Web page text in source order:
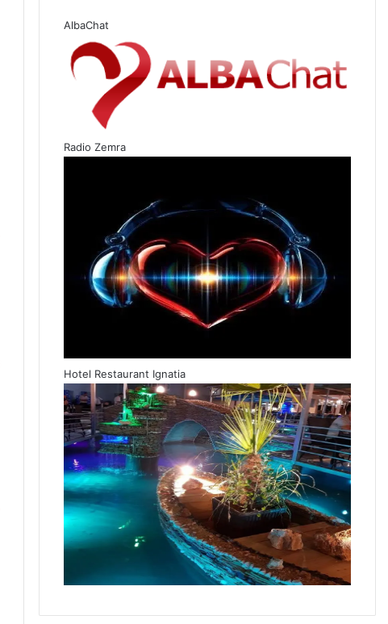
AlbaChat
Radio Zemra
Hotel Restaurant Ignatia